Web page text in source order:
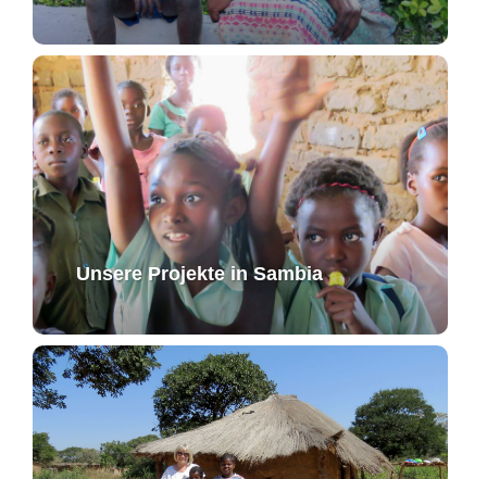
Unsere Projekte in Sambia